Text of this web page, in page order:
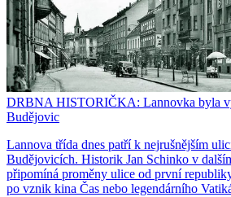
DRBNA HISTORIČKA: Lannovka byla
Budějovic
Lannova třída dnes patří k nejrušnějším
Budějovicích. Historik Jan Schinko v
připomíná proměny ulice od první
po vznik kina Čas nebo legendárního